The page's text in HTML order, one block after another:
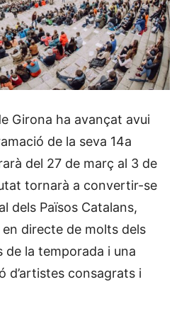
Girona ha avançat avui
de la seva 14a
del 27 de març al 3 de
tornarà a convertir-se
dels Països Catalans,
directe de molts dels
de la temporada i una
d’artistes consagrats i